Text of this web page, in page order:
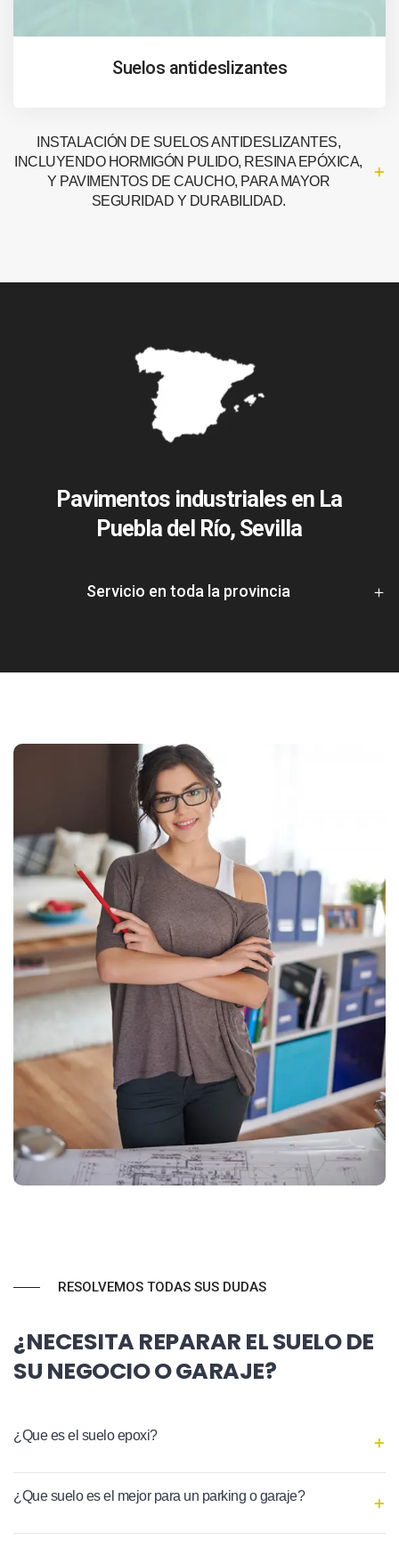
Suelos antideslizantes
INSTALACIÓN DE SUELOS ANTIDESLIZANTES,
INCLUYENDO HORMIGÓN PULIDO, RESINA EPÓXICA,
Y PAVIMENTOS DE CAUCHO, PARA MAYOR
SEGURIDAD Y DURABILIDAD.
Pavimentos industriales en La
Puebla del Río, Sevilla
Servicio en toda la provincia
RESOLVEMOS TODAS SUS DUDAS
¿NECESITA REPARAR EL SUELO DE
SU NEGOCIO O GARAJE?
¿Que es el suelo epoxi?
¿Que suelo es el mejor para un parking o garaje?